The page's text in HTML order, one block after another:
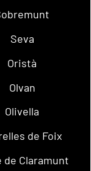
Seva
Oristà
Olvan
Olivella
de Foix
de Claramunt